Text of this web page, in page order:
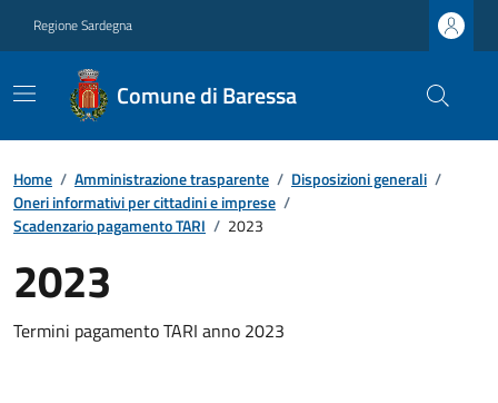
Regione Sardegna
Comune di Baressa
Home / Amministrazione trasparente / Disposizioni generali /
Oneri informativi per cittadini e imprese /
Scadenzario pagamento TARI / 2023
2023
Termini pagamento TARI anno 2023